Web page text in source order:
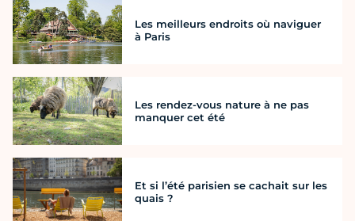
Les meilleurs endroits où naviguer
à Paris
Les rendez-vous nature à ne pas
manquer cet été
Et si l’été parisien se cachait sur les
quais ?